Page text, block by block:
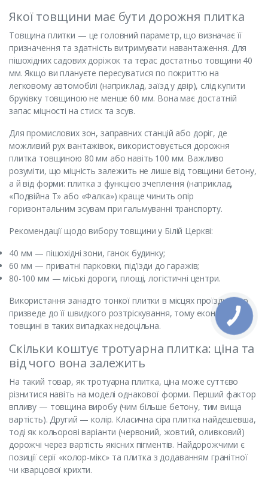
Якої товщини має бути дорожня плитка
Товщина плитки — це головний параметр, що визначає її
призначення та здатність витримувати навантаження. Для
пішохідних садових доріжок та терас достатньо товщини 40
мм. Якщо ви плануєте пересуватися по покриттю на
легковому автомобілі (наприклад, заїзд у двір), слід купити
бруківку товщиною не менше 60 мм. Вона має достатній
запас міцності на стиск та зсув.
Для промислових зон, заправних станцій або доріг, де
можливий рух вантажівок, використовується дорожня
плитка товщиною 80 мм або навіть 100 мм. Важливо
розуміти, що міцність залежить не лише від товщини бетону,
а й від форми: плитка з функцією зчеплення (наприклад,
«Подвійна Т» або «Фалка») краще чинить опір
горизонтальним зсувам при гальмуванні транспорту.
Рекомендації щодо вибору товщини у Білій Церкві:
40 мм — пішохідні зони, ганок будинку;
60 мм — приватні парковки, під’їзди до гаражів;
80-100 мм — міські дороги, площі, логістичні центри.
Використання занадто тонкої плитки в місцях проїзду авто
призведе до її швидкого розтріскування, тому економія на
товщині в таких випадках недоцільна.
Скільки коштує тротуарна плитка: ціна та
від чого вона залежить
На такий товар, як тротуарна плитка, ціна може суттєво
різнитися навіть на моделі однакової форми. Перший фактор
впливу — товщина виробу (чим більше бетону, тим вища
вартість). Другий — колір. Класична сіра плитка найдешевша,
тоді як кольорові варіанти (червоний, жовтий, оливковий)
дорожчі через вартість якісних пігментів. Найдорожчими є
позиції серії «колор-мікс» та плитка з додаванням гранітної
чи кварцової крихти.